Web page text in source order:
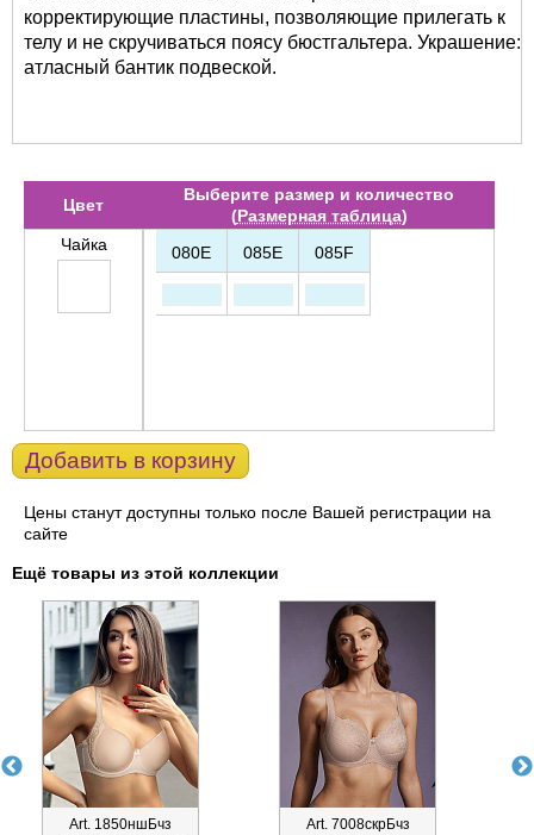
корректирующие пластины, позволяющие прилегать к
телу и не скручиваться поясу бюстгальтера. Украшение:
атласный бантик подвеской.
Цвет
Выберите размер и количество
(Размерная таблица)
Чайка
080E 085E 085F
Добавить в корзину
Цены станут доступны только после Вашей регистрации на
сайте
Ещё товары из этой коллекции
Art. 1850ншБчз
Art. 7008скрБчз